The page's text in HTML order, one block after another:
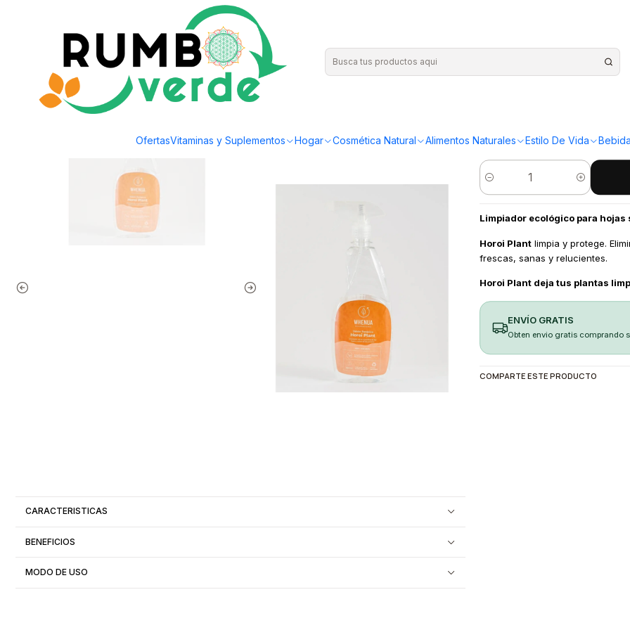
OfertasVitaminas y Suplementos Hogar Cosmética Natural Alimentos Naturales Estilo De Vida
Envío gratis por compras sobre los 59.990 en la provincia de Santiago
Ofertas 2026 Whenua - Horoi Plant 500cc
CARACTERISTICAS
BENEFICIOS
MODO DE USO
¡Compra más y
Cantidad
Limpiador ecológico para
Horoi Plantlimpia y protege.
frescas, sanas y relucientes.
Horoi Plant deja tus plantas
ENVÍO GRATIS
Obten envio gratis comprando
COMPARTE ESTE PRODUCTO